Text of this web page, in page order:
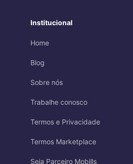
Institucional
Home
Blog
Sobre nós
Trabalhe conosco
Termos e Privacidade
Termos Marketplace
Seja Parceiro Mobills